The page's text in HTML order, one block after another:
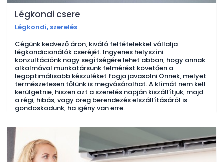
Légkondi csere
Légkondi, szerelés
Cégünk kedvező áron, kiváló feltételekkel vállalja
légkondicionálók cseréjét. Ingyenes helyszíni
konzultációnk nagy segítségére lehet abban, hogy annak
alkalmával munkatársunk felmérést követően a
legoptimálisabb készüléket fogja javasolni Önnek, melyet
természetesen tőlünk is megvásárolhat. A klímát nem kell
kerülgetnie, hiszen azt a szerelés napján kiszállítjuk, majd
a régi, hibás, vagy öreg berendezés elszállításáról is
gondoskodunk, ha igény van erre.